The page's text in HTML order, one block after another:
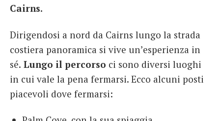
Cairns.
Dirigendosi a nord da Cairns lungo la strada
costiera panoramica si vive un’esperienza in
sé. Lungo il percorso ci sono diversi luoghi
in cui vale la pena fermarsi. Ecco alcuni posti
piacevoli dove fermarsi: